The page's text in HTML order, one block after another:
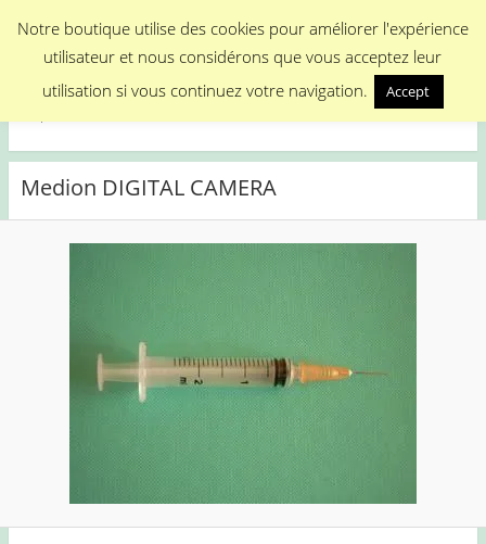
Menu
Medical Promotion
Medion DIGITAL CAMERA
Notre boutique utilise des cookies pour améliorer l'expérience
utilisateur et nous considérons que vous acceptez leur
utilisation si vous continuez votre navigation.
Accept